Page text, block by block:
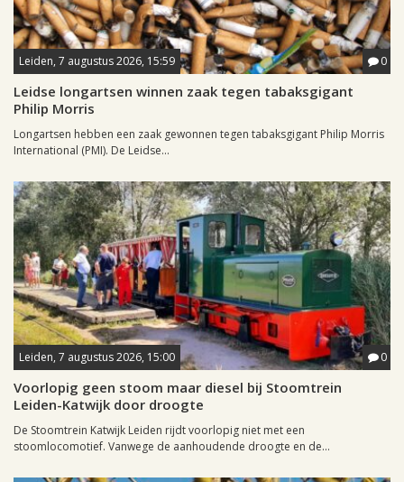
Leiden, 7 augustus 2026, 15:59 0
Leidse longartsen winnen zaak tegen tabaksgigant
Philip Morris
Longartsen hebben een zaak gewonnen tegen tabaksgigant Philip Morris
International (PMI). De Leidse...
Leiden, 7 augustus 2026, 15:00 0
Voorlopig geen stoom maar diesel bij Stoomtrein
Leiden-Katwijk door droogte
De Stoomtrein Katwijk Leiden rijdt voorlopig niet met een
stoomlocomotief. Vanwege de aanhoudende droogte en de...